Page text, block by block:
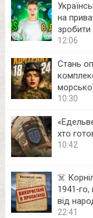
на
12:06
Стань
10:30
хто
10:42
☠️
від
22:41